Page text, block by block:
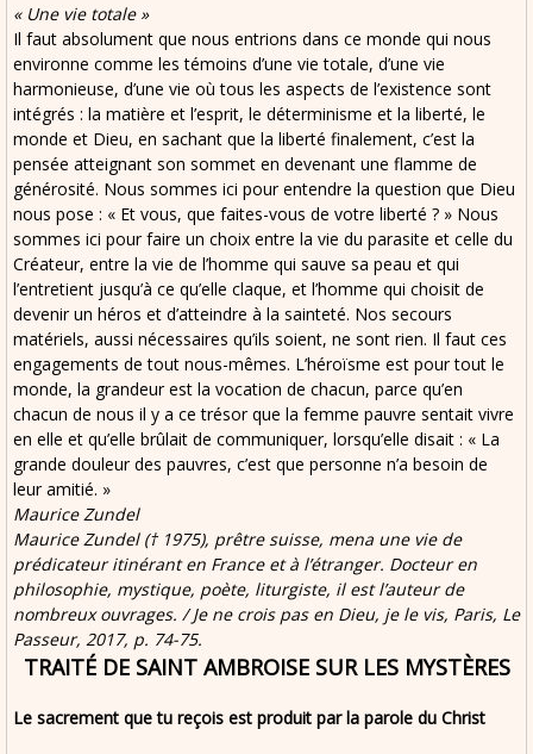
« Une vie totale »
Il faut absolument que nous entrions dans ce monde qui nous
environne comme les témoins d’une vie totale, d’une vie
harmonieuse, d’une vie où tous les aspects de l’existence sont
intégrés : la matière et l’esprit, le déterminisme et la liberté, le
monde et Dieu, en sachant que la liberté finalement, c’est la
pensée atteignant son sommet en devenant une flamme de
générosité. Nous sommes ici pour entendre la question que Dieu
nous pose : « Et vous, que faites-vous de votre liberté ? » Nous
sommes ici pour faire un choix entre la vie du parasite et celle du
Créateur, entre la vie de l’homme qui sauve sa peau et qui
l’entretient jusqu’à ce qu’elle claque, et l’homme qui choisit de
devenir un héros et d’atteindre à la sainteté. Nos secours
matériels, aussi nécessaires qu’ils soient, ne sont rien. Il faut ces
engagements de tout nous-mêmes. L’héroïsme est pour tout le
monde, la grandeur est la vocation de chacun, parce qu’en
chacun de nous il y a ce trésor que la femme pauvre sentait vivre
en elle et qu’elle brûlait de communiquer, lorsqu’elle disait : « La
grande douleur des pauvres, c’est que personne n’a besoin de
leur amitié. »
Maurice Zundel
Maurice Zundel († 1975), prêtre suisse, mena une vie de
prédicateur itinérant en France et à l’étranger. Docteur en
philosophie, mystique, poète, liturgiste, il est l’auteur de
nombreux ouvrages. / Je ne crois pas en Dieu, je le vis, Paris, Le
Passeur, 2017, p. 74-75.
TRAITÉ DE SAINT AMBROISE SUR LES MYSTÈRES
Le sacrement que tu reçois est produit par la parole du Christ